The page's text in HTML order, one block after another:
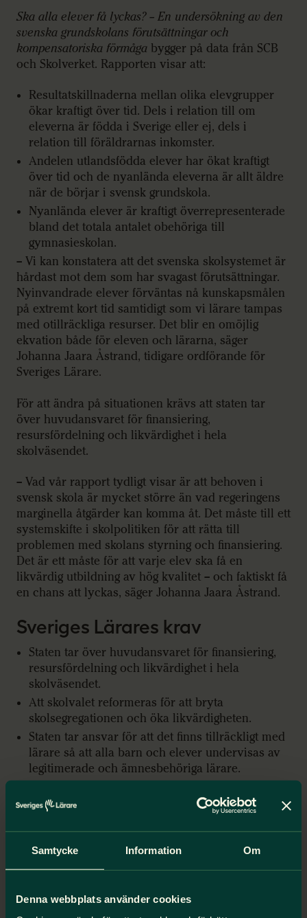
Samtycke Information Om
Denna webbplats använder cookies
Ska alla elever få lyckas? – En undersökning av den
svenska grundskolans förutsättningar och
kompensatoriska förmåga bygger på data från SCB
och Skolverket. Rapporten visar att:
Resultatskillnaderna mellan olika elevgrupper
ökar kraftigt över tid. Dels i relation till om
eleverna är födda i Sverige eller ej, dels i
relation till föräldrarnas inkomster.
Andelen utlandsfödda elever har ökat kraftigt
över tid och de nyanlända eleverna är allt äldre
när de börjar i svensk grundskola.
Nyanlända elever är kraftigt överrepresenterade
bland det totala antalet obehöriga till
gymnasieskolan.
– Vi kan konstatera att det svenska skolsystemet är
hårdast mot dem som har svagast förutsättningar.
Nyinvandrade elever förväntas nå kunskapsmålen
på extremt kort tid samtidigt som vi lärare tampas
med otillräckliga resurser. Det blir en omöjlig
ekvation både för eleven och lärarna, säger
Johanna Jaara Åstrand, tidigare ordförande för
Sveriges Lärare.
För att ändra på situationen krävs att staten tar
över huvudansvaret för finansiering,
resursfördelning och likvärdighet i hela
skolväsendet.
– Vad vår rapport tydligt visar är att behoven i
svensk skola är mycket större än vad regeringens
marginella åtgärder kan komma åt. Det måste till ett
systemskifte i skolpolitiken för att rätta till
problemen med skolans styrning och finansiering.
Det är ett måste för att varje elev ska få en
likvärdig utbildning av hög kvalitet – och faktiskt få
en chans att lyckas, säger Johanna Jaara Åstrand.
Sveriges Lärares krav
Staten tar över huvudansvaret för finansiering,
resursfördelning och likvärdighet i hela
skolväsendet.
Att skolvalet reformeras för att bryta
skolsegregationen och öka likvärdigheten.
Staten tar ansvar för att det finns tillräckligt med
lärare så att alla barn och elever undervisas av
legitimerade och ämnesbehöriga lärare.
förstärks. Lärarkårens professionella bedömningar
av barns och elevers undervisnings- och
stödbehov måste vara av avgörande betydelse för
hur stödarbetet sker.
Rapporten i sin helhet